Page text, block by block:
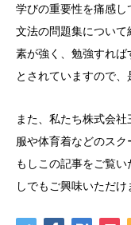
学びの重要性を痛感し
文法の問題集につい
素が強く、勉強すれ
とされていますので、
また、私たち株式会
服や体育着などのスク
もしこの記事をご覧
しでもご興味いただけ